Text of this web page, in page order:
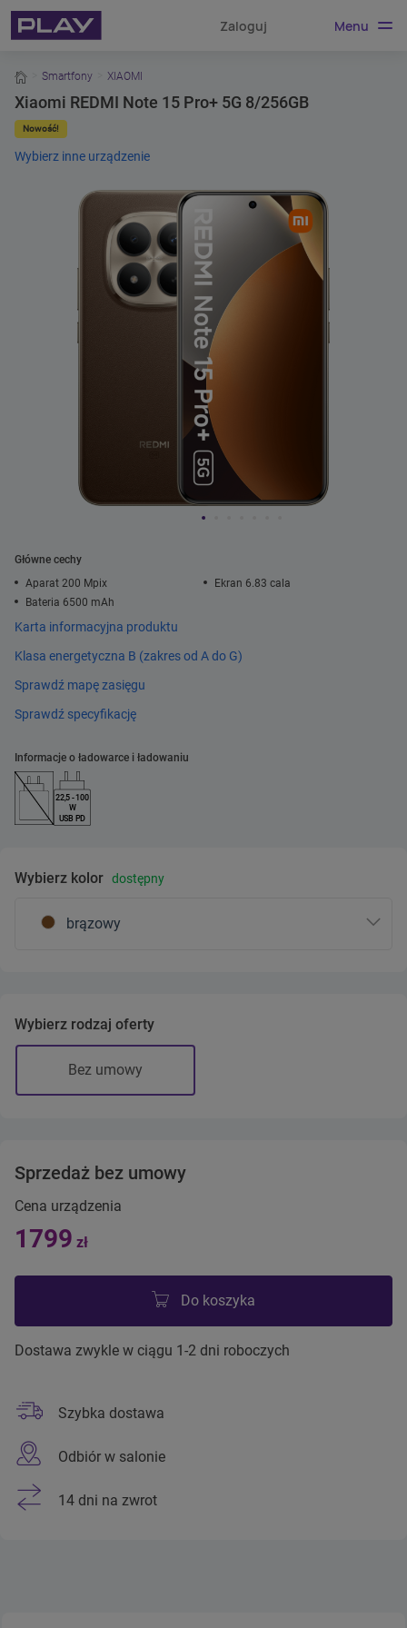
Zaloguj Menu
home
Smartfony XIAOMI
Xiaomi REDMI Note 15 Pro+ 5G 8/256GB
Nowość!
Wybierz inne urządzenie
Główne cechy
Aparat 200 Mpix
Ekran 6.83 cala
Bateria 6500 mAh
Karta informacyjna produktu
Klasa energetyczna B (zakres od A do G)
Sprawdź mapę zasięgu
Sprawdź specyfikację
Informacje o ładowarce i ładowaniu
22,5 - 100
W
USB PD
Wybierz kolor dostępny
brązowy
Wybierz rodzaj oferty
Bez umowy
Sprzedaż bez umowy
Cena urządzenia
1799 zł
Do koszyka
Dostawa zwykle w ciągu 1-2 dni roboczych
Szybka dostawa
Odbiór w salonie
14 dni na zwrot